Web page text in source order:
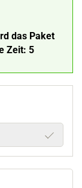
das Paket
Zeit: 5